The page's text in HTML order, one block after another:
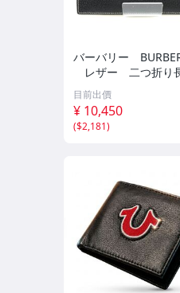
バーバリー
レザー 二つ折り
布 札入れ ノバチェ
ク/ブラック 幅：約
YS-667
目前出價
¥ 10,450
($2,181)